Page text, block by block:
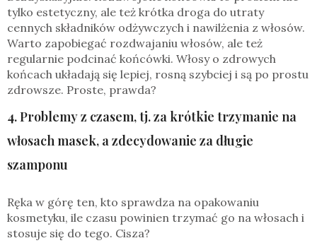
tylko estetyczny, ale też krótka droga do utraty
cennych składników odżywczych i nawilżenia z włosów.
Warto zapobiegać rozdwajaniu włosów, ale też
regularnie podcinać końcówki. Włosy o zdrowych
końcach układają się lepiej, rosną szybciej i są po prostu
zdrowsze. Proste, prawda?
4. Problemy z czasem, tj. za krótkie trzymanie na
włosach masek, a zdecydowanie za długie
szamponu
Ręka w górę ten, kto sprawdza na opakowaniu
kosmetyku, ile czasu powinien trzymać go na włosach i
stosuje się do tego. Cisza?